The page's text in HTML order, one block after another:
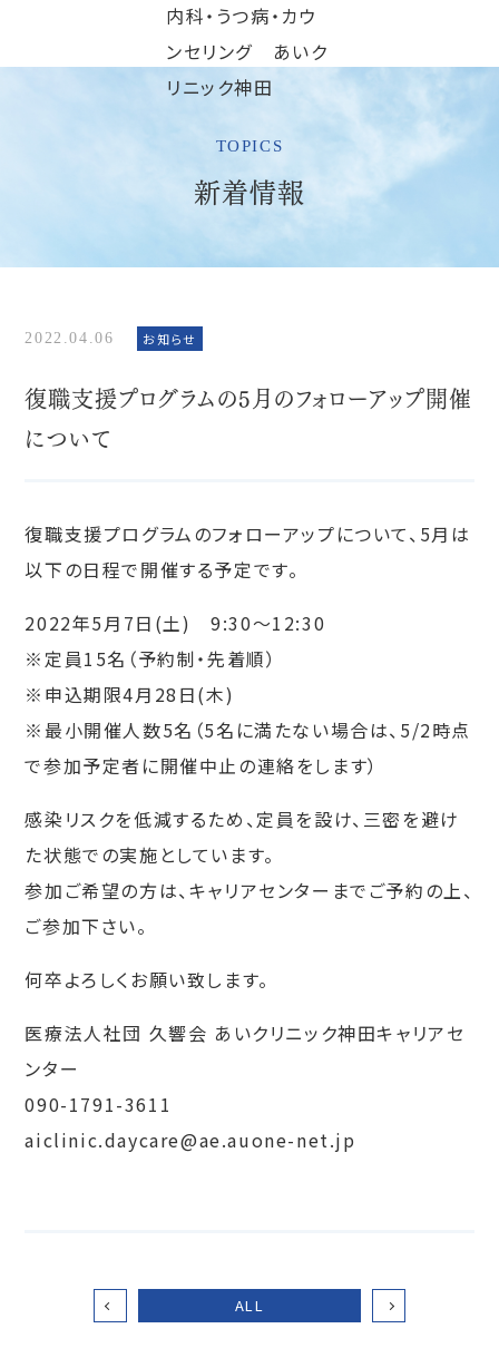
TOPICS
新着情報
2022.04.06 お知らせ
復職支援プログラムの5月のフォローアップ開催
について
復職支援プログラムのフォローアップについて、5月は
以下の日程で開催する予定です。
2022年5月7日(土) 9:30～12:30
※定員15名（予約制・先着順）
※申込期限4月28日(木)
※最小開催人数5名（5名に満たない場合は、5/2時点
で参加予定者に開催中止の連絡をします）
感染リスクを低減するため、定員を設け、三密を避け
た状態での実施としています。
参加ご希望の方は、キャリアセンターまでご予約の上、
ご参加下さい。
何卒よろしくお願い致します。
医療法人社団 久響会 あいクリニック神田キャリアセ
ンター
090-1791-3611
aiclinic.daycare@ae.auone-net.jp
ALL